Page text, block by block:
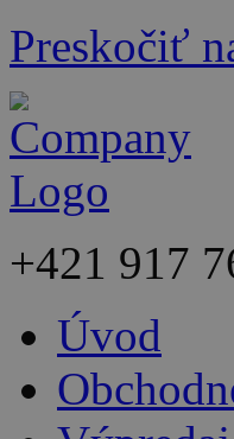
Preskočiť
+421 917
Úvod